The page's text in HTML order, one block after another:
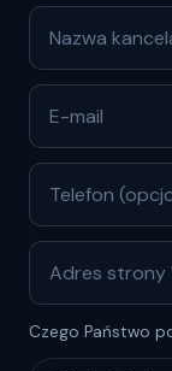
Czego Państwo